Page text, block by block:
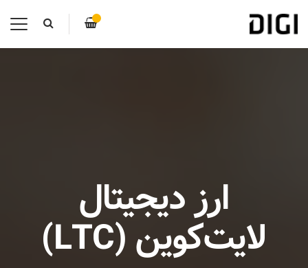
ارز دیجیتال
لایت‌کوین (LTC)